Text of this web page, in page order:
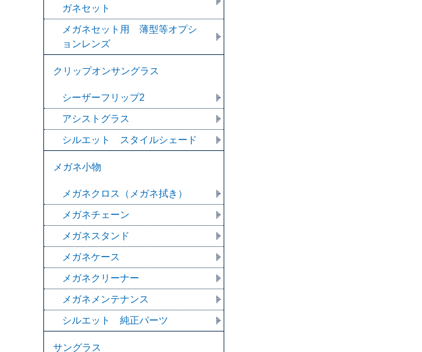
ガネセット
メガネセット用 薄型等オプシ
ョンレンズ
クリップオンサングラス
シーザーフリップ2
アシストグラス
シルエット スタイルシェード
メガネ小物
メガネクロス（メガネ拭き）
メガネチェーン
メガネスタンド
メガネケース
メガネクリーナー
メガネメンテナンス
シルエット 純正パーツ
サングラス